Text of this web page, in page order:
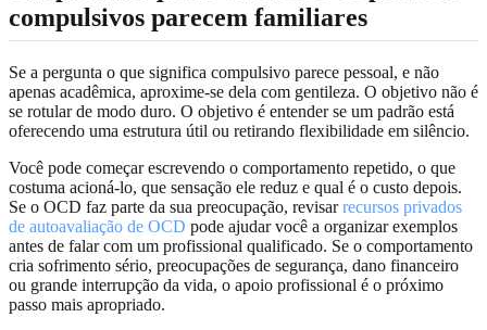
compulsivos parecem familiares
Se a pergunta o que significa compulsivo parece pessoal, e não
apenas acadêmica, aproxime-se dela com gentileza. O objetivo não é
se rotular de modo duro. O objetivo é entender se um padrão está
oferecendo uma estrutura útil ou retirando flexibilidade em silêncio.
Você pode começar escrevendo o comportamento repetido, o que
costuma acioná-lo, que sensação ele reduz e qual é o custo depois.
Se o OCD faz parte da sua preocupação, revisarrecursos privados
de autoavaliação de OCD pode ajudar você a organizar exemplos
antes de falar com um profissional qualificado. Se o comportamento
cria sofrimento sério, preocupações de segurança, dano financeiro
ou grande interrupção da vida, o apoio profissional é o próximo
passo mais apropriado.